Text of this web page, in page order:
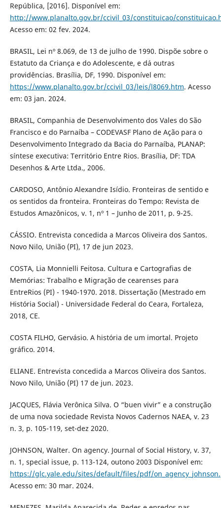
República, [2016]. Disponível em:
http://www.planalto.gov.br/ccivil_03/constituicao/
Acesso em: 02 fev. 2024.
BRASIL, Lei nº 8.069, de 13 de julho de 1990. Dispõe sobre o
Estatuto da Criança e do Adolescente, e dá outras
providências. Brasília, DF, 1990. Disponível em:
https://www.planalto.gov.br/ccivil_03/leis/l8069.htm. Acesso
em: 03 jan. 2024.
BRASIL, Companhia de Desenvolvimento dos Vales do São
Francisco e do Parnaíba – CODEVASF Plano de Ação para o
Desenvolvimento Integrado da Bacia do Parnaíba, PLANAP:
síntese executiva: Território Entre Rios. Brasília, DF: TDA
Desenhos & Arte Ltda., 2006.
CARDOSO, Antônio Alexandre Isídio. Fronteiras de sentido e
os sentidos da fronteira. Fronteiras do Tempo: Revista de
Estudos Amazônicos, v. 1, nº 1 – Junho de 2011, p. 9-25.
CÁSSIO. Entrevista concedida a Marcos Oliveira dos Santos.
Novo Nilo, União (PI), 17 de jun 2023.
COSTA, Lia Monnielli Feitosa. Cultura e Cartografias de
Memórias: Trabalho e Migração de cearenses para
EntreRios (PI) - 1940-1970. 2018. Dissertação (Mestrado em
História Social) - Universidade Federal do Ceara, Fortaleza,
2018, CE.
COSTA FILHO, Gervásio. A história de um imortal. Projeto
gráfico. 2014.
ELIANE. Entrevista concedida a Marcos Oliveira dos Santos.
Novo Nilo, União (PI) 17 de jun. 2023.
JACQUES, Flávia Verônica Silva. O “buen vivir” e a construção
de uma nova sociedade Revista Novos Cadernos NAEA, v. 23
n. 3, p. 105-119, set-dez 2020.
JOHNSON, Walter. On agency. Journal of Social History, v. 37,
n. 1, special issue, p. 113-124, outono 2003 Disponível em:
https://glc.yale.edu/sites/default/files/pdf/
Acesso em: 30 mar. 2024.